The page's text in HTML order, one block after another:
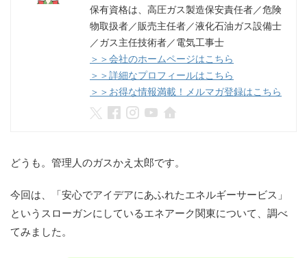
保有資格は、高圧ガス製造保安責任者／危険
物取扱者／販売主任者／液化石油ガス設備士
／ガス主任技術者／電気工事士
＞＞会社のホームページはこちら
＞＞詳細なプロフィールはこちら
＞＞お得な情報満載！メルマガ登録はこちら
どうも。管理人のガスかえ太郎です。
今回は、「安心でアイデアにあふれたエネルギーサービス」
というスローガンにしているエネアーク関東について、調べ
てみました。